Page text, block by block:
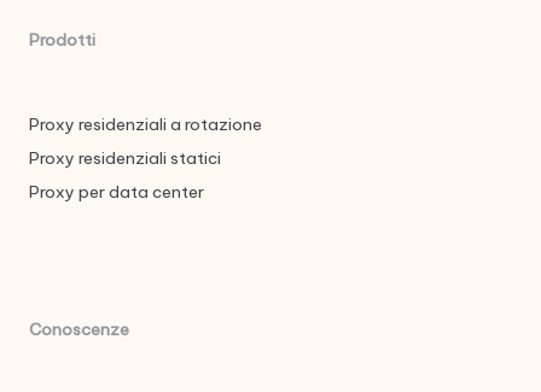
Prodotti
Proxy residenziali a rotazione
Proxy residenziali statici
Proxy per data center
Conoscenze